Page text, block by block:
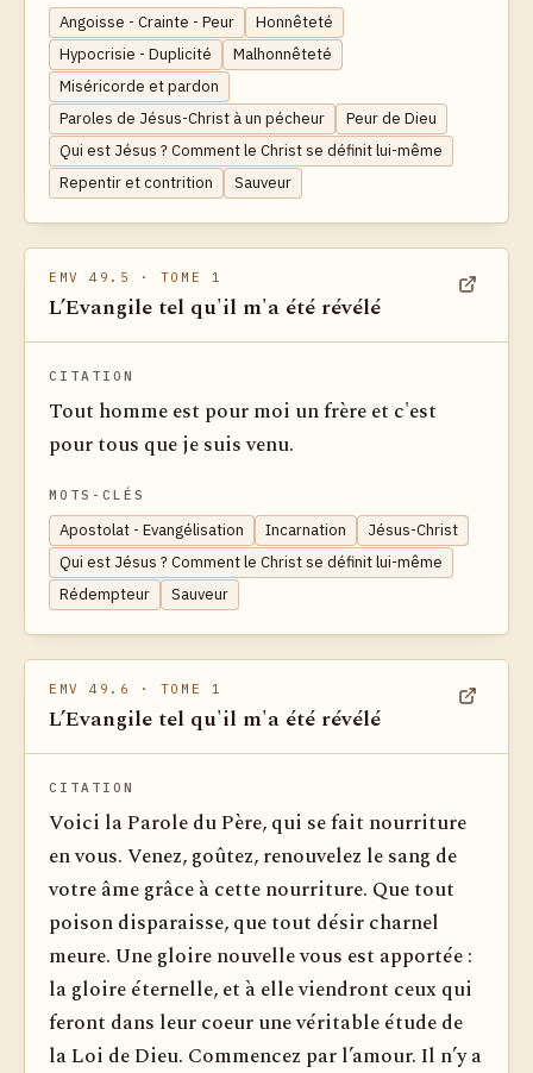
Angoisse - Crainte - Peur
Honnêteté
Hypocrisie - Duplicité
Malhonnêteté
Miséricorde et pardon
Paroles de Jésus-Christ à un pécheur
Peur de Dieu
Qui est Jésus ? Comment le Christ se définit lui-même
Repentir et contrition
Sauveur
EMV 49.5 · TOME 1
L’Evangile tel qu'il m'a été révélé
CITATION
Tout homme est pour moi un frère et c'est
pour tous que je suis venu.
MOTS-CLÉS
Apostolat - Evangélisation Incarnation
Jésus-Christ
Qui est Jésus ? Comment le Christ se définit lui-même
Rédempteur
Sauveur
EMV 49.6 · TOME 1
L’Evangile tel qu'il m'a été révélé
CITATION
Voici la Parole du Père, qui se fait nourriture
en vous. Venez, goûtez, renouvelez le sang de
votre âme grâce à cette nourriture. Que tout
poison disparaisse, que tout désir charnel
meure. Une gloire nouvelle vous est apportée :
la gloire éternelle, et à elle viendront ceux qui
feront dans leur coeur une véritable étude de
la Loi de Dieu. Commencez par l’amour. Il n’y a